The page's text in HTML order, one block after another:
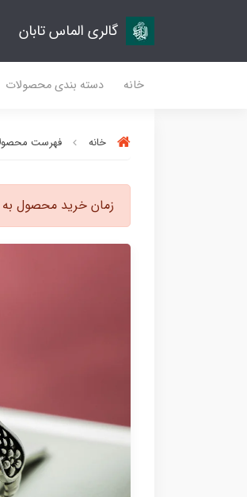
گالری الماس تابان
خانه دسته بندی محصولات
خانه فهرست
زمان خرید محصول به